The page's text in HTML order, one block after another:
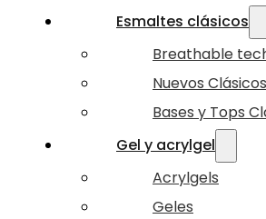
Esmaltes clásicos
Breathable
Nuevos Clásicos
Bases y Tops
Gel y acrylgel
Acrylgels
Geles